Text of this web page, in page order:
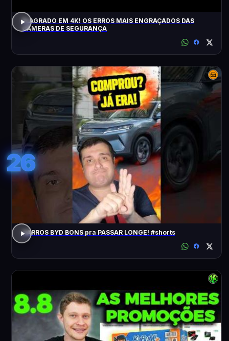
FLAGRADO EM 4K! OS ERROS MAIS ENGRAÇADOS DAS
CÂMERAS DE SEGURANÇA
26
CARROS BYD BONS pra PASSAR LONGE! #shorts